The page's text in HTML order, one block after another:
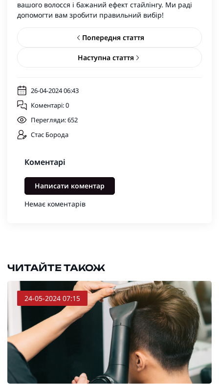
вашого волосся і бажаний ефект стайлінгу. Ми раді
допомогти вам зробити правильний вибір!
Попередня стаття
Наступна стаття
26-04-2024 06:43
Коментарі: 0
Перегляди: 652
Стас Борода
Коментарі
Написати коментар
Немає коментарів
ЧИТАЙТЕ ТАКОЖ
24-05-2024 07:15